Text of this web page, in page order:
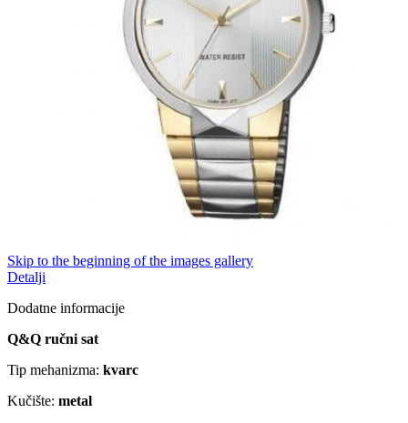
Skip to the beginning of the images gallery
Detalji
Dodatne informacije
Q&Q ručni sat
Tip mehanizma: kvarc
Kučište: metal